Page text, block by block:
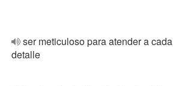
ser meticuloso para atender a cada
detalle